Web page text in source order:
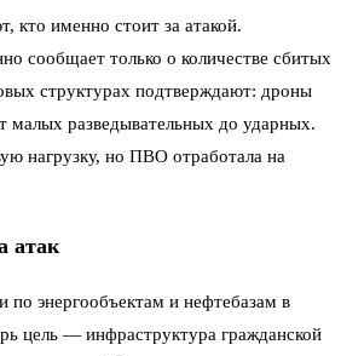
кто именно стоит за атакой.
сообщает только о количестве сбитых
структурах подтверждают: дроны
разведывательных до ударных.
нагрузку, но ПВО отработала на
атак
энергообъектам и нефтебазам в
цель — инфраструктура гражданской